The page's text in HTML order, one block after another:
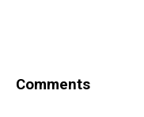
Comments